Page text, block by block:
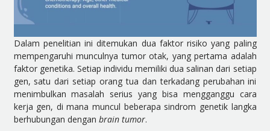
Dalam penelitian ini ditemukan dua faktor risiko yang paling
mempengaruhi munculnya tumor otak, yang pertama adalah
faktor genetika. Setiap individu memiliki dua salinan dari setiap
gen, satu dari setiap orang tua dan terkadang perubahan ini
menimbulkan masalah serius yang bisa mengganggu cara
kerja gen, di mana muncul beberapa sindrom genetik langka
berhubungan dengan brain tumor.